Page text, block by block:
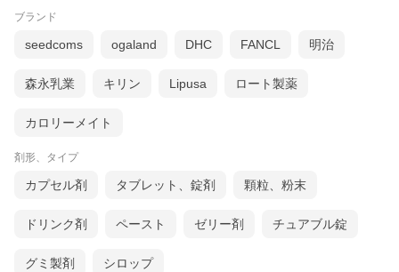
ブランド
seedcoms ogaland DHC FANCL 明治
森永乳業 キリン Lipusa ロート製薬
カロリーメイト
剤形、タイプ
カプセル剤 タブレット、錠剤 顆粒、粉末
ドリンク剤 ペースト ゼリー剤 チュアブル錠
グミ製剤 シロップ